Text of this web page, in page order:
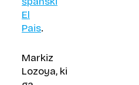
El
Pais.
Markiz
Lozoya, ki